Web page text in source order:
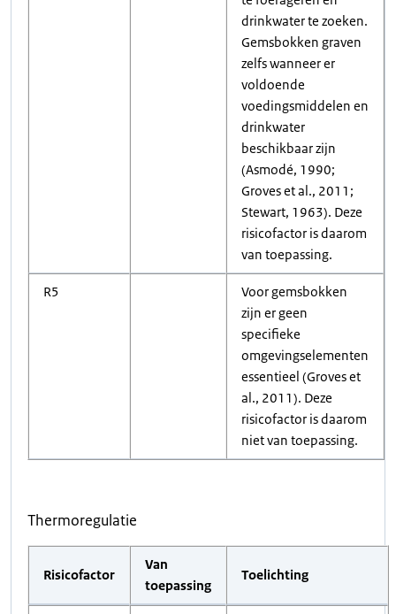
drinkwater te zoeken.
Gemsbokken graven
zelfs wanneer er
voldoende
voedingsmiddelen en
drinkwater
beschikbaar zijn
(Asmodé, 1990;
Groves et al., 2011;
Stewart, 1963). Deze
risicofactor is daarom
van toepassing.
R5
Voor gemsbokken
zijn er geen
specifieke
omgevingselementen
essentieel (Groves et
al., 2011). Deze
risicofactor is daarom
niet van toepassing.
Thermoregulatie
Risicofactor
Van
toepassing
Toelichting